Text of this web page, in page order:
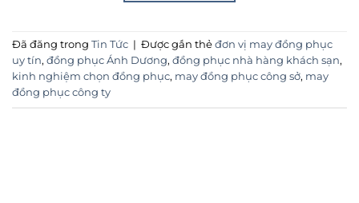
Đã đăng trong Tin Tức | Được gắn thẻ đơn vị may đồng phục
uy tín, đồng phục Ánh Dương, đồng phục nhà hàng khách sạn,
kinh nghiệm chọn đồng phục, may đồng phục công sở, may
đồng phục công ty